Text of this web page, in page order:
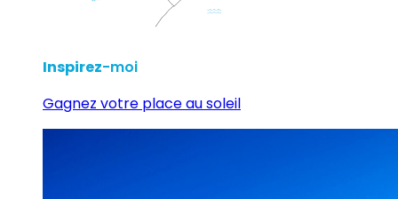
Inspirez-moi
Gagnez votre place au soleil